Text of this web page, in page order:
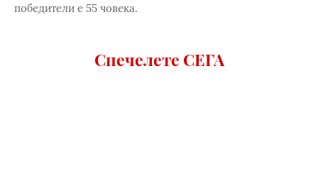
победители е 55 човека.
Спечелете СЕГА